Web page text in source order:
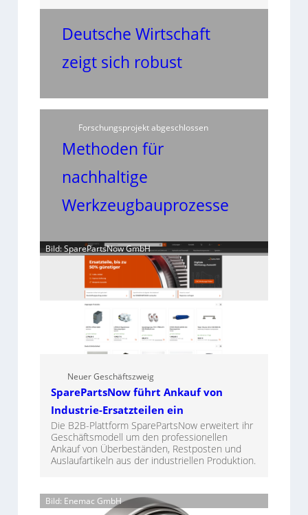
Deutsche Wirtschaft
zeigt sich robust
Forschungsprojekt abgeschlossen
Methoden für
nachhaltige
Werkzeugbauprozesse
Bild: SparePartsNow GmbH
Neuer Geschäftszweig
SparePartsNow führt Ankauf von
Industrie-Ersatzteilen ein
Die B2B-Plattform SparePartsNow erweitert ihr
Geschäftsmodell um den professionellen
Ankauf von Überbeständen, Restposten und
Auslaufartikeln aus der industriellen Produktion.
Bild: Enemac GmbH